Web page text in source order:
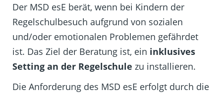
Der MSD esE berät, wenn bei Kindern der
Regelschulbesuch aufgrund von sozialen
und/oder emotionalen Problemen gefährdet
ist. Das Ziel der Beratung ist, ein inklusives
Setting an der Regelschule zu installieren.
Die Anforderung des MSD esE erfolgt durch die